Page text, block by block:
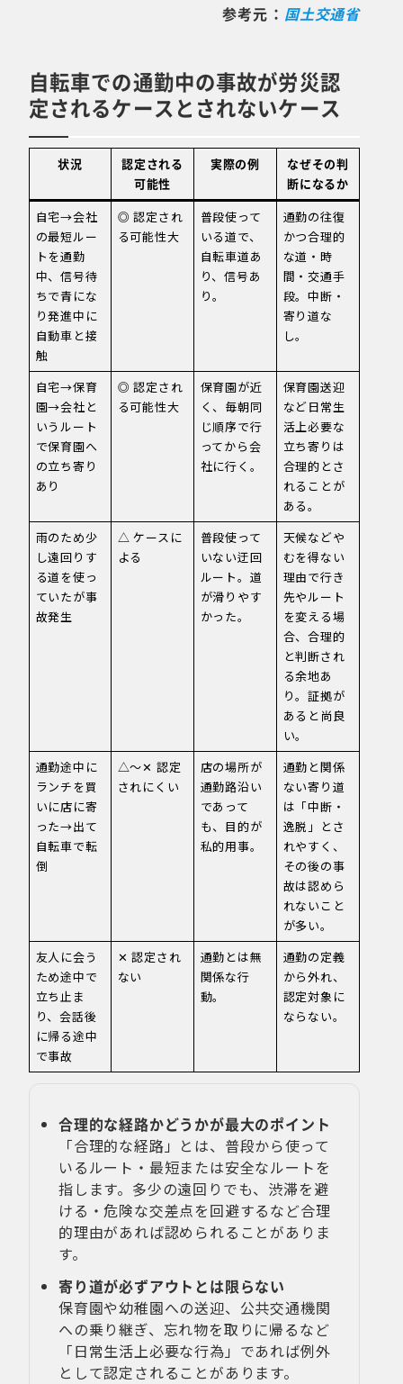
参考元： 国土交通省
自転車での通勤中の事故が労災認
定されるケースとされないケース
状況
認定される
可能性
実際の例
なぜその判
断になるか
自宅→会社
の最短ルー
トを通勤
中、信号待
ちで青にな
り発進中に
自動車と接
触
◎ 認定され
る可能性大
普段使って
いる道で、
自転車道あ
り、信号あ
り。
通勤の往復
かつ合理的
な道・時
間・交通手
段。中断・
寄り道な
し。
自宅→保育
園→会社と
いうルート
で保育園へ
の立ち寄り
あり
◎ 認定され
る可能性大
保育園が近
く、毎朝同
じ順序で行
ってから会
社に行く。
保育園送迎
など日常生
活上必要な
立ち寄りは
合理的とさ
れることが
ある。
雨のため少
し遠回りす
る道を使っ
ていたが事
故発生
△ ケースに
よる
普段使って
いない迂回
ルート。道
が滑りやす
かった。
天候などや
むを得ない
理由で行き
先やルート
を変える場
合、合理的
と判断され
る余地あ
り。証拠が
あると尚良
い。
通勤途中に
ランチを買
いに店に寄
った→出て
自転車で転
倒
△〜✕ 認定
されにくい
店の場所が
通勤路沿い
であって
も、目的が
私的用事。
通勤と関係
ない寄り道
は「中断・
逸脱」とさ
れやすく、
その後の事
故は認めら
れないこと
が多い。
友人に会う
ため途中で
立ち止ま
り、会話後
に帰る途中
で事故
✕ 認定され
ない
通勤とは無
関係な行
動。
通勤の定義
から外れ、
認定対象に
ならない。
合理的な経路かどうかが最大のポイント
「合理的な経路」とは、普段から使って
いるルート・最短または安全なルートを
指します。多少の遠回りでも、渋滞を避
ける・危険な交差点を回避するなど合理
的理由があれば認められることがありま
す。
寄り道が必ずアウトとは限らない
保育園や幼稚園への送迎、公共交通機関
への乗り継ぎ、忘れ物を取りに帰るなど
「日常生活上必要な行為」であれば例外
として認定されることがあります。